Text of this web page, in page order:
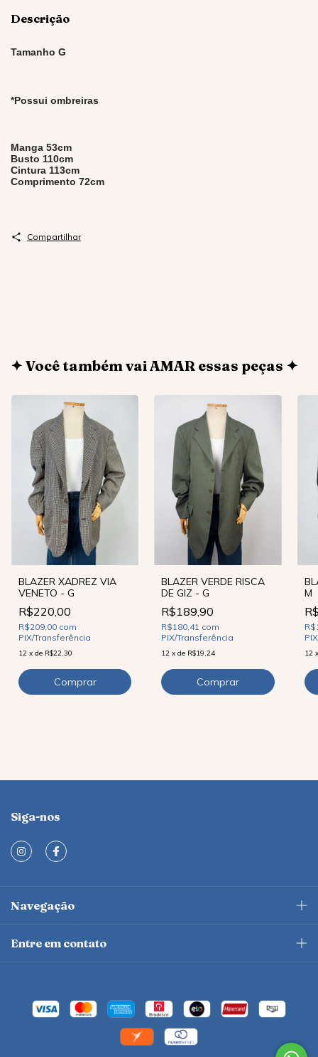
Descrição
Tamanho G
*Possui ombreiras
Manga 53cm
Busto 110cm
Cintura 113cm
Comprimento 72cm
Compartilhar
✦ Você também vai AMAR essas peças ✦
BLAZER XADREZ VIA
VENETO - G
R$220,00
R$209,00 com
PIX/Transferência
12 x de R$22,30
BLAZER VERDE RISCA
DE GIZ - G
R$189,90
R$180,41 com
PIX/Transferência
12 xde R$19,24
M
12
Siga-nos
Navegação
Entre em contato